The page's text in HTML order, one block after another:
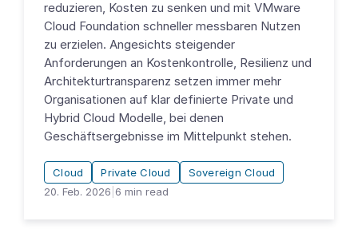
reduzieren, Kosten zu senken und mit VMware
Cloud Foundation schneller messbaren Nutzen
zu erzielen. Angesichts steigender
Anforderungen an Kostenkontrolle, Resilienz und
Architekturtransparenz setzen immer mehr
Organisationen auf klar definierte Private und
Hybrid Cloud Modelle, bei denen
Geschäftsergebnisse im Mittelpunkt stehen.
Cloud Private Cloud
Sovereign Cloud
20. Feb. 2026 6 min read